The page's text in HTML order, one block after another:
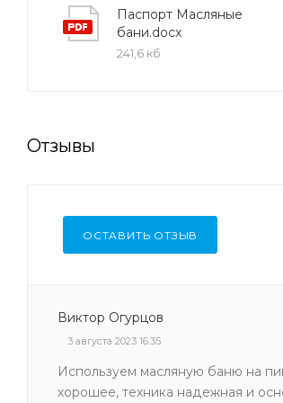
Паспорт Масляные
бани.docx
241,6 кб
Отзывы
ОСТАВИТЬ ОТЗЫВ
Виктор Огурцов
3 августа 2023 16:35
Используем масляную баню на
хорошее, техника надежная и